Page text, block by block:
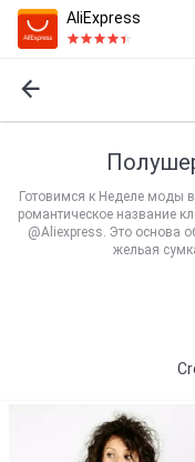
AliExpress
Готовимся к Неделе моды
романтическое название
@Aliexpress. Это основа
жельая